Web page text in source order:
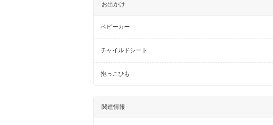
お出かけ
ベビーカー
チャイルドシート
抱っこひも
関連情報